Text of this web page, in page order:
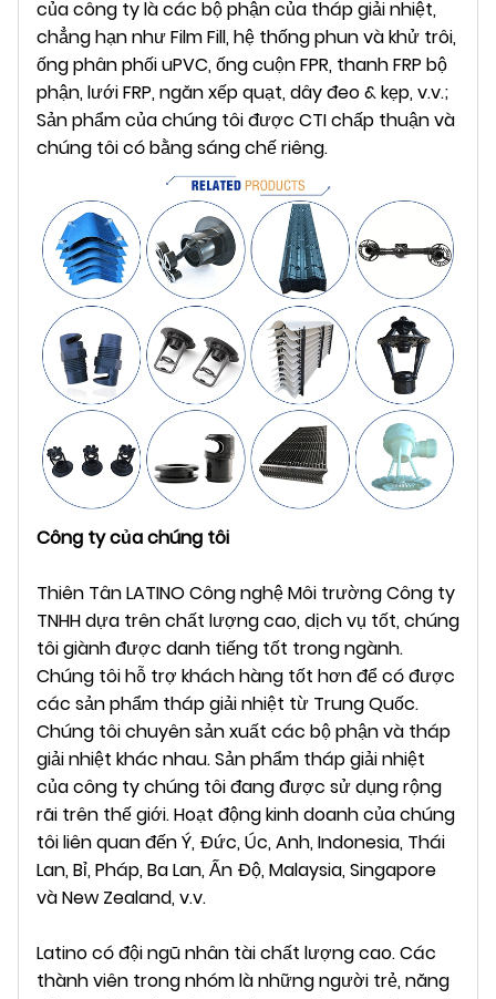
của công ty là các bộ phận của tháp giải nhiệt,
chẳng hạn như Film Fill, hệ thống phun và khử trôi,
ống phân phối uPVC, ống cuộn FPR, thanh FRP bộ
phận, lưới FRP, ngăn xếp quạt, dây đeo & kẹp, v.v.;
Sản phẩm của chúng tôi được CTI chấp thuận và
chúng tôi có bằng sáng chế riêng.
Công ty của chúng tôi
Thiên Tân LATINO Công nghệ Môi trường Công ty
TNHH dựa trên chất lượng cao, dịch vụ tốt, chúng
tôi giành được danh tiếng tốt trong ngành.
Chúng tôi hỗ trợ khách hàng tốt hơn để có được
các sản phẩm tháp giải nhiệt từ Trung Quốc.
Chúng tôi chuyên sản xuất các bộ phận và tháp
giải nhiệt khác nhau. Sản phẩm tháp giải nhiệt
của công ty chúng tôi đang được sử dụng rộng
rãi trên thế giới. Hoạt động kinh doanh của chúng
tôi liên quan đến Ý, Đức, Úc, Anh, Indonesia, Thái
Lan, Bỉ, Pháp, Ba Lan, Ấn Độ, Malaysia, Singapore
và New Zealand, v.v.
Latino có đội ngũ nhân tài chất lượng cao. Các
thành viên trong nhóm là những người trẻ, năng